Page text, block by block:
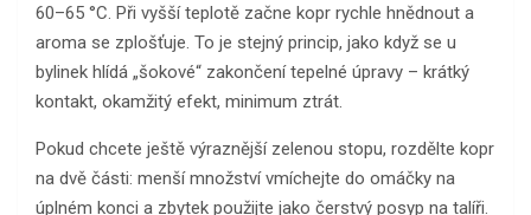
60–65 °C. Při vyšší teplotě začne kopr rychle hnědnout a
aroma se zplošťuje. To je stejný princip, jako když se u
bylinek hlídá „šokové“ zakončení tepelné úpravy – krátký
kontakt, okamžitý efekt, minimum ztrát.
Pokud chcete ještě výraznější zelenou stopu, rozdělte kopr
na dvě části: menší množství vmíchejte do omáčky na
úplném konci a zbytek použijte jako čerstvý posyp na talíři.